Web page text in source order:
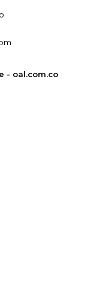
- oal.com.co